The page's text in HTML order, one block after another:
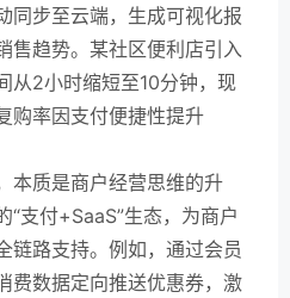
同步至云端，生成可视化报
售趋势。某社区便利店引入
从2小时缩短至10分钟，现
购率因支付便捷性提升
本质是商户经营思维的升
“支付+SaaS”生态，为商户
链路支持。例如，通过会员
费数据定向推送优惠券，激